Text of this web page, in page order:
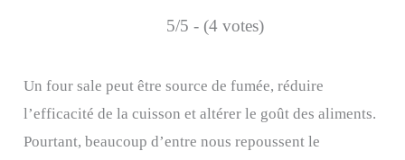
5/5 - (4 votes)
Un four sale peut être source de fumée, réduire
l’efficacité de la cuisson et altérer le goût des aliments.
Pourtant, beaucoup d’entre nous repoussent le